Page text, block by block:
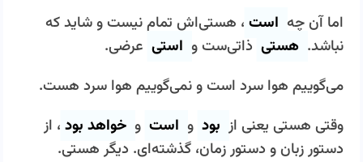
اما آن­ چه است ، هستی‌اش تمام نیست و شاید که
نباشد. هستی ذاتی‌­ست و استی عرضی.
می­‌گوییم هوا سرد استو نمی­‌گوییم هوا سرد هست.
وقتی هستی یعنی از بود و است و خواهد بود ، از
دستور زبان و دستور زمان، گذشته­‌ای. دیگر هستی.